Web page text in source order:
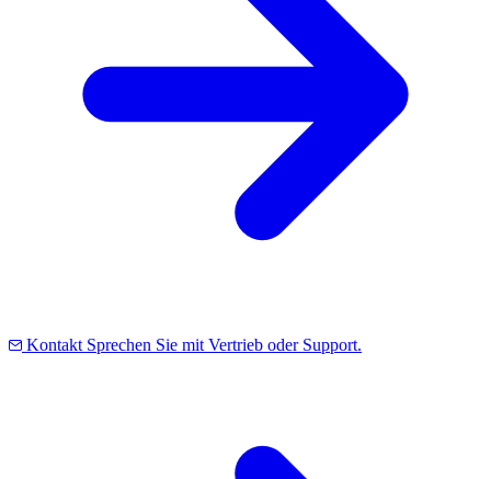
Kontakt Sprechen Sie mit Vertrieb oder Support.